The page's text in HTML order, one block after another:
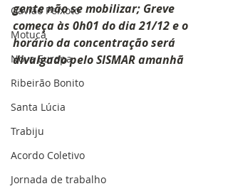
Gavião Peixoto
Motuca
Nova Europa
Ribeirão Bonito
Santa Lúcia
Trabiju
Acordo Coletivo
Jornada de trabalho
gente não se mobilizar; Greve
começa às 0h01 do dia 21/12 e o
horário da concentração será
divulgado pelo SISMAR amanhã